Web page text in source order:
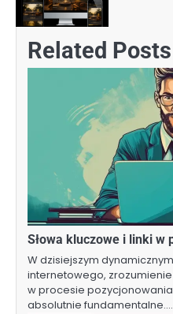
Related Posts
Słowa kluczowe i linki w
W dzisiejszym
internetowego, zrozumienie
w procesie
absolutnie fundamentalne.…